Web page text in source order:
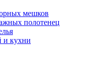
мешков
полотенец
и кухни